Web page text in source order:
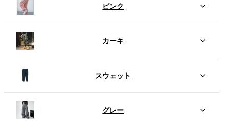
ピンク
カーキ
スウェット
グレー